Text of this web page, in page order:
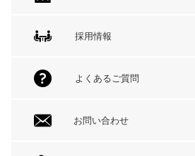
採用情報
よくあるご質問
お問い合わせ